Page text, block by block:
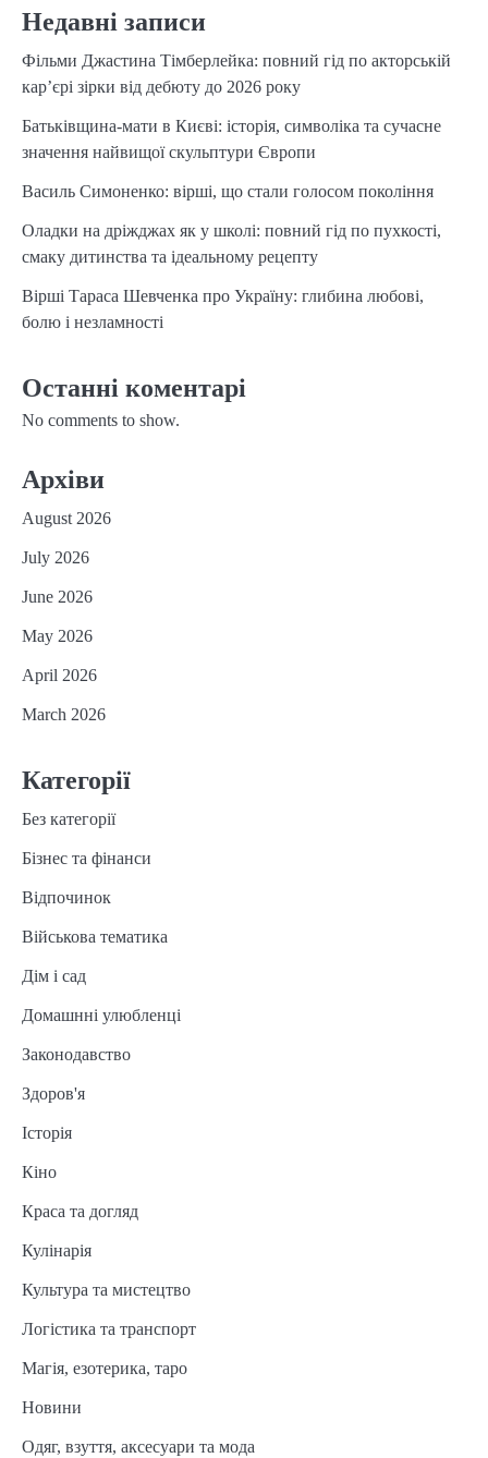
Недавні записи
Фільми Джастина Тімберлейка: повний гід по акторській
кар’єрі зірки від дебюту до 2026 року
Батьківщина-мати в Києві: історія, символіка та сучасне
значення найвищої скульптури Європи
Василь Симоненко: вірші, що стали голосом покоління
Оладки на дріжджах як у школі: повний гід по пухкості,
смаку дитинства та ідеальному рецепту
Вірші Тараса Шевченка про Україну: глибина любові,
болю і незламності
Останні коментарі
No comments to show.
Архіви
August 2026
July 2026
June 2026
May 2026
April 2026
March 2026
Категорії
Без категорії
Бізнес та фінанси
Відпочинок
Військова тематика
Дім і сад
Домашнні улюбленці
Законодавство
Здоров'я
Історія
Кіно
Краса та догляд
Кулінарія
Культура та мистецтво
Логістика та транспорт
Магія, езотерика, таро
Новини
Одяг, взуття, аксесуари та мода